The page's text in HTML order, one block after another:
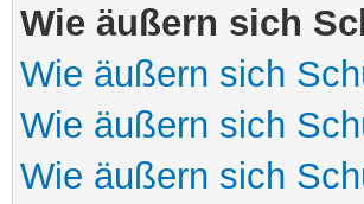
Wie äußern sich
Wie äußern sich
Wie äußern sich
Wie äußern sich